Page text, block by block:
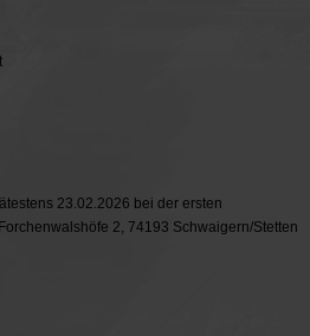
23.02.2026 bei der ersten
2, 74193 Schwaigern/Stetten